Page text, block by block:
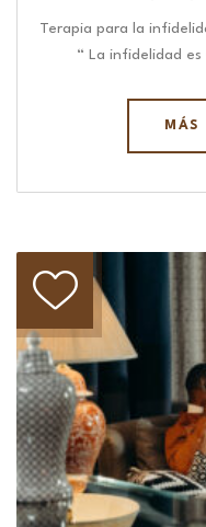
Terapia para la
“ La infidelidad
MÁS